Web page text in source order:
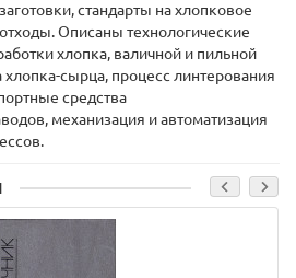
стандарты на хлопковое
Описаны технологические
хлопка, валичной и пильной
хлопка-сырца, процесс линтерования
средства
механизация и автоматизация